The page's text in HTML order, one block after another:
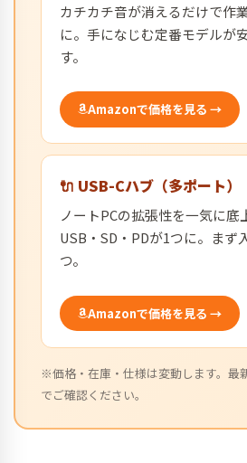
カチカチ音が消えるだけで作
に。手になじむ定番モデルが
す。
Amazonで価格を見る →
🔌 USB-Cハブ（多ポート）
ノートPCの拡張性を一気に底
USB・SD・PDが1つに。まず
つ。
Amazonで価格を見る →
※価格・在庫・仕様は変動します。最
でご確認ください。